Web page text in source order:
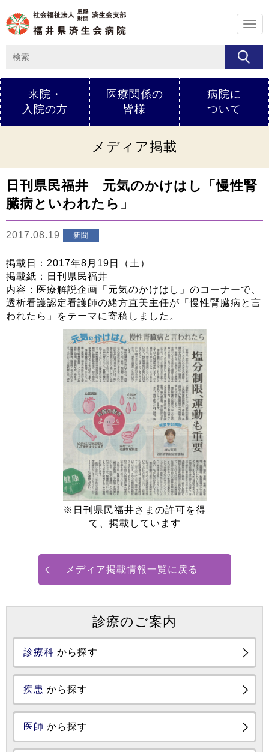
メ
ニ
ュ
来院・
入院の方
医療関係の
皆様
病院に
ついて
メディア掲載
日刊県民福井 元気のかけはし「慢性腎
臓病といわれたら」
2017.08.19 新聞
​​掲載日：2017年8月19日（土）
掲載紙：日刊県民福井
内容：医療解説企画「元気のかけはし」のコーナーで、
透析看護認定看護師の緒方直美主任が「慢性腎臓病と言
われたら」をテーマに寄稿しました。
※日刊県民福井さまの許可を得
て、掲載しています
メディア掲載情報一覧に戻る
診療のご案内
診療科 から探す
疾患 から探す
医師 から探す